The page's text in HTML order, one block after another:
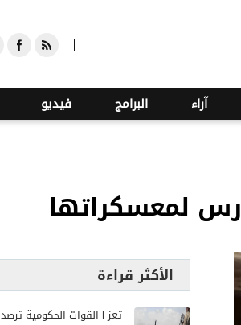
آراء البرامج فيديو
لمعسكراتها
الأكثر قراءة
تعز | القوات الحكومية ترصد